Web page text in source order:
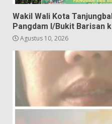
Wakil Wali Kota
Pangdam I/Bukit Barisan
Agustus 10, 2026